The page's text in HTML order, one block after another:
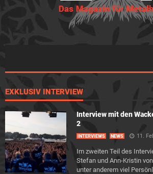
EXKLUSIV INTERVIEW
Interview mit den
2
INTERVIEWS NEWS 11.
Im zweiten Teil des
Stefan und Ann-Kristin
unter anderem viel